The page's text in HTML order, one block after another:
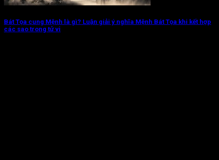
Bát Tọa cung Mệnh là gì? Luận giải ý nghĩa Mệnh Bát Tọa khi kết hợp
các sao trong tử vi